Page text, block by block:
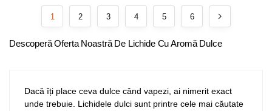
1 2 3 4 5 6
Descoperă Oferta Noastră De Lichide Cu Aromă Dulce
Dacă îți place ceva dulce când vapezi, ai nimerit exact
unde trebuie. Lichidele dulci sunt printre cele mai căutate